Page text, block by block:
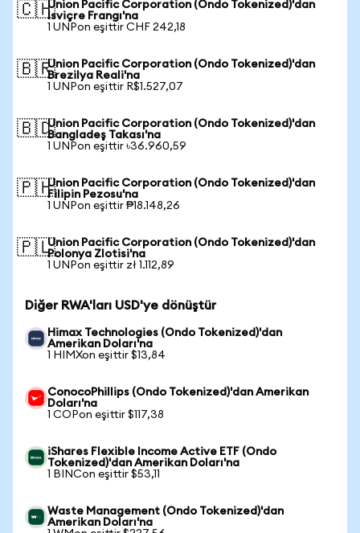
🇨🇭Union Pacific Corporation (Ondo Tokenized)'dan
İsviçre Frangı'na
1 UNPon eşittir CHF 242,18
🇧🇷Union Pacific Corporation (Ondo Tokenized)'dan
Brezilya Reali'na
1 UNPon eşittir R$1.527,07
🇧🇩Union Pacific Corporation (Ondo Tokenized)'dan
Bangladeş Takası'na
1 UNPon eşittir ৳36.960,59
🇵🇭Union Pacific Corporation (Ondo Tokenized)'dan
Filipin Pezosu'na
1 UNPon eşittir ₱18.148,26
🇵🇱Union Pacific Corporation (Ondo Tokenized)'dan
Polonya Zlotisi'na
1 UNPon eşittir zł 1.112,89
Diğer RWA'ları USD'ye dönüştür
Himax Technologies (Ondo Tokenized)'dan
Amerikan Doları'na
1 HIMXon eşittir $13,84
ConocoPhillips (Ondo Tokenized)'dan Amerikan
Doları'na
1 COPon eşittir $117,38
iShares Flexible Income Active ETF (Ondo
Tokenized)'dan Amerikan Doları'na
1 BINCon eşittir $53,11
Waste Management (Ondo Tokenized)'dan
Amerikan Doları'na